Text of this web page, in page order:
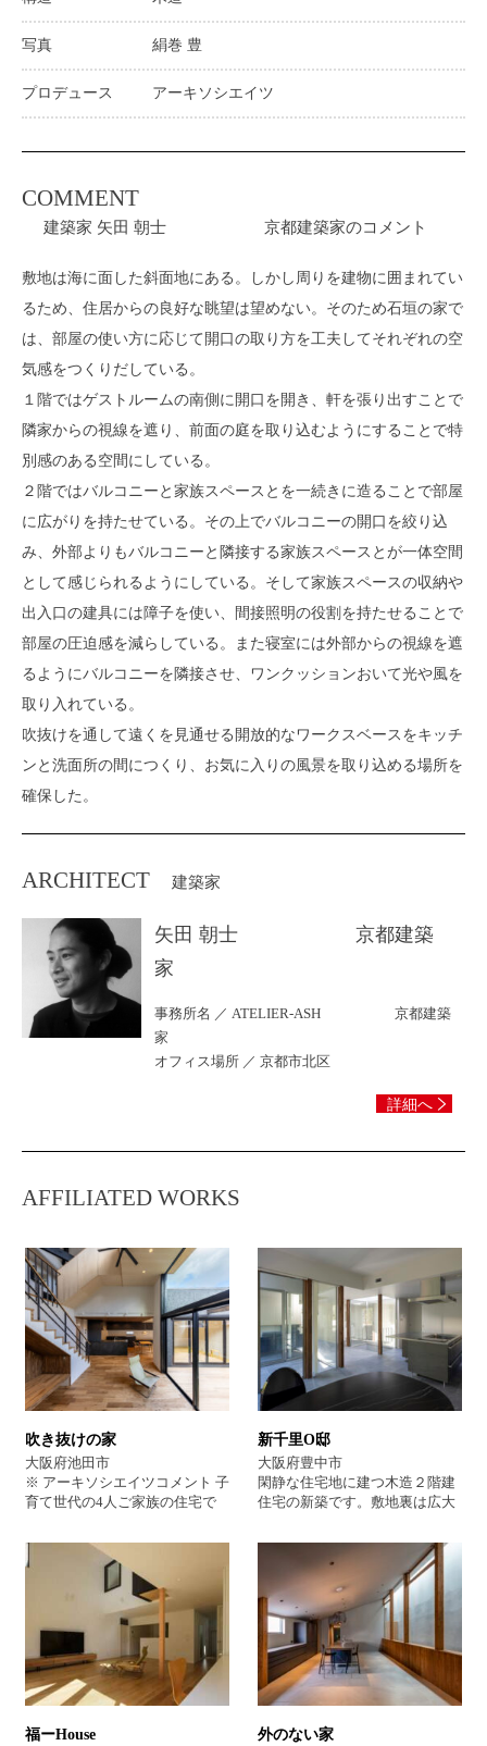
写真 絹巻 豊
プロデュース アーキソシエイツ
COMMENT
建築家 矢田 朝士 京都建築家のコメント
敷地は海に面した斜面地にある。しかし周りを建物に囲まれてい
るため、住居からの良好な眺望は望めない。そのため石垣の家で
は、部屋の使い方に応じて開口の取り方を工夫してそれぞれの空
気感をつくりだしている。
１階ではゲストルームの南側に開口を開き、軒を張り出すことで
隣家からの視線を遮り、前面の庭を取り込むようにすることで特
別感のある空間にしている。
２階ではバルコニーと家族スペースとを一続きに造ることで部屋
に広がりを持たせている。その上でバルコニーの開口を絞り込
み、外部よりもバルコニーと隣接する家族スペースとが一体空間
として感じられるようにしている。そして家族スペースの収納や
出入口の建具には障子を使い、間接照明の役割を持たせることで
部屋の圧迫感を減らしている。また寝室には外部からの視線を遮
るようにバルコニーを隣接させ、ワンクッションおいて光や風を
取り入れている。
吹抜けを通して遠くを見通せる開放的なワークスベースをキッチ
ンと洗面所の間につくり、お気に入りの風景を取り込める場所を
確保した。
ARCHITECT 建築家
矢田 朝士 京都建築
家
事務所名 ／ ATELIER-ASH 京都建築
家
オフィス場所 ／ 京都市北区
詳細へ
AFFILIATED WORKS
吹き抜けの家
大阪府池田市
※ アーキソシエイツコメント 子
育て世代の4人ご家族の住宅で
た木造二階建て住宅です。吹き
抜けの大きな気持ち良い空間と
お庭や家の中でも子供様が運動
できる空間をつくっています。
お庭の配置も含め建築家からの
図面の提案はかなりの数になり
ました。設計期間も一年以上か
けて打ち合わせさせて頂き、ご
予算の調整の為変更も行いなが
ダー住宅になります。 ＃ シン
新千里O邸
大阪府豊中市
閑静な住宅地に建つ木造２階建
住宅の新築です。敷地裏は広大
外部からの視線をきりながら、
緑を大きな開口から取り入れ
る、またモダンなデザインと全
館空調による快適さがご要望で
した。ご夫婦の終の住処として
新築させて頂きました。
福ーHouse 外のない家